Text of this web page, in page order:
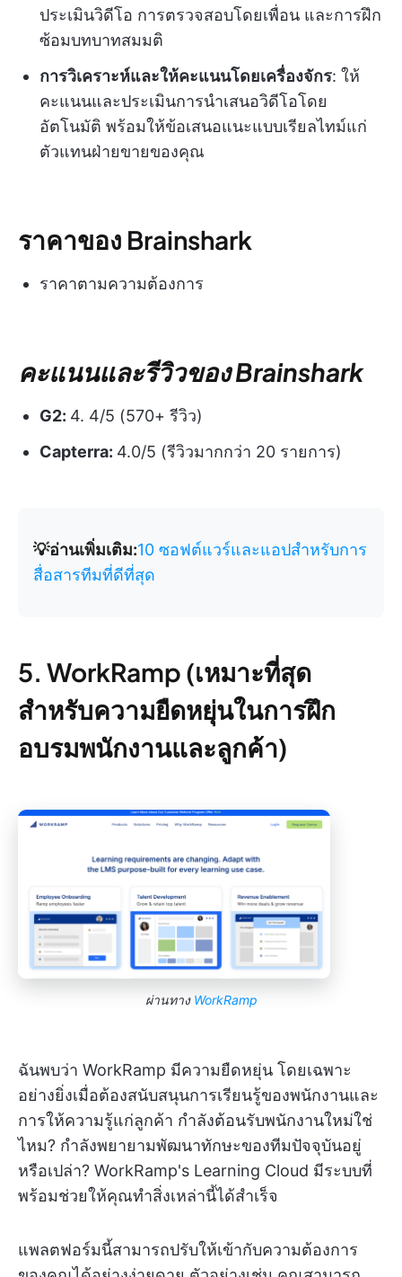
ประเมินวิดีโอ การตรวจสอบโดยเพื่อน และการฝึก
ซ้อมบทบาทสมมติ
การวิเคราะห์และให้คะแนนโดยเครื่องจักร: ให้
คะแนนและประเมินการนำเสนอวิดีโอโดย
อัตโนมัติ พร้อมให้ข้อเสนอแนะแบบเรียลไทม์แก่
ตัวแทนฝ่ายขายของคุณ
ราคาของ Brainshark
ราคาตามความต้องการ
คะแนนและรีวิวของ Brainshark
G2: 4. 4/5 (570+ รีวิว)
Capterra: 4.0/5 (รีวิวมากกว่า 20 รายการ)
💡อ่านเพิ่มเติม:10 ซอฟต์แวร์และแอปสำหรับการ
สื่อสารทีมที่ดีที่สุด
5. WorkRamp (เหมาะที่สุด
สำหรับความยืดหยุ่นในการฝึก
อบรมพนักงานและลูกค้า)
ผ่านทาง WorkRamp
ฉันพบว่า WorkRamp มีความยืดหยุ่น โดยเฉพาะ
อย่างยิ่งเมื่อต้องสนับสนุนการเรียนรู้ของพนักงานและ
การให้ความรู้แก่ลูกค้า กำลังต้อนรับพนักงานใหม่ใช่
ไหม? กำลังพยายามพัฒนาทักษะของทีมปัจจุบันอยู่
หรือเปล่า? WorkRamp's Learning Cloud มีระบบที่
พร้อมช่วยให้คุณทำสิ่งเหล่านี้ได้สำเร็จ
แพลตฟอร์มนี้สามารถปรับให้เข้ากับความต้องการ